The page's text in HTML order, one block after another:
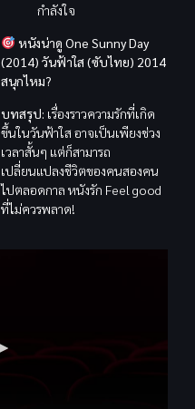
กำลังใจ
หนังน่าดู One Sunny Day
(2014) วันฟ้าใส (ซับไทย) 2014
สนุกไหม?
บทสรุป: เรื่องราวความรักที่เกิด
ขึ้นในวันฟ้าใส อาจเป็นเพียงช่วง
เวลาสั้นๆ แต่ก็สามารถ
เปลี่ยนแปลงชีวิตของคนสองคน
ไปตลอดกาล หนังรัก Feel good
ที่ไม่ควรพลาด!